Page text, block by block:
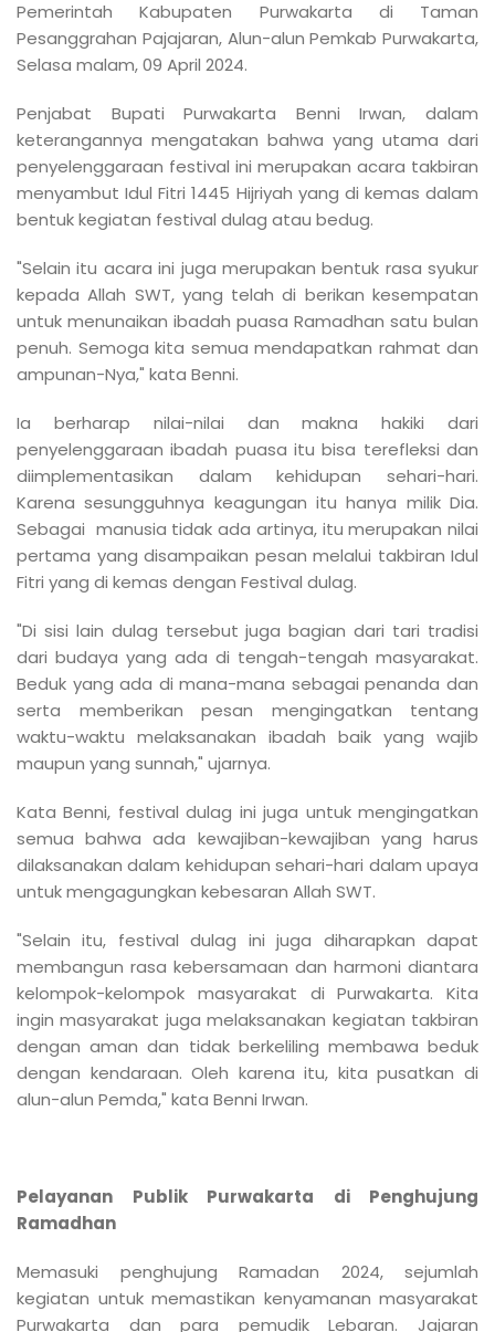
Pemerintah Kabupaten Purwakarta di Taman
Pesanggrahan Pajajaran, Alun-alun Pemkab Purwakarta,
Selasa malam, 09 April 2024.
Penjabat Bupati Purwakarta Benni Irwan, dalam
keterangannya mengatakan bahwa yang utama dari
penyelenggaraan festival ini merupakan acara takbiran
menyambut Idul Fitri 1445 Hijriyah yang di kemas dalam
bentuk kegiatan festival dulag atau bedug.
"Selain itu acara ini juga merupakan bentuk rasa syukur
kepada Allah SWT, yang telah di berikan kesempatan
untuk menunaikan ibadah puasa Ramadhan satu bulan
penuh. Semoga kita semua mendapatkan rahmat dan
ampunan-Nya," kata Benni.
Ia berharap nilai-nilai dan makna hakiki dari
penyelenggaraan ibadah puasa itu bisa terefleksi dan
diimplementasikan dalam kehidupan sehari-hari.
Karena sesungguhnya keagungan itu hanya milik Dia.
Sebagai manusia tidak ada artinya, itu merupakan nilai
pertama yang disampaikan pesan melalui takbiran Idul
Fitri yang di kemas dengan Festival dulag.
"Di sisi lain dulag tersebut juga bagian dari tari tradisi
dari budaya yang ada di tengah-tengah masyarakat.
Beduk yang ada di mana-mana sebagai penanda dan
serta memberikan pesan mengingatkan tentang
waktu-waktu melaksanakan ibadah baik yang wajib
maupun yang sunnah," ujarnya.
Kata Benni, festival dulag ini juga untuk mengingatkan
semua bahwa ada kewajiban-kewajiban yang harus
dilaksanakan dalam kehidupan sehari-hari dalam upaya
untuk mengagungkan kebesaran Allah SWT.
"Selain itu, festival dulag ini juga diharapkan dapat
membangun rasa kebersamaan dan harmoni diantara
kelompok-kelompok masyarakat di Purwakarta. Kita
ingin masyarakat juga melaksanakan kegiatan takbiran
dengan aman dan tidak berkeliling membawa beduk
dengan kendaraan. Oleh karena itu, kita pusatkan di
alun-alun Pemda," kata Benni Irwan.
Pelayanan Publik Purwakarta di Penghujung
Ramadhan
Memasuki penghujung Ramadan 2024, sejumlah
kegiatan untuk memastikan kenyamanan masyarakat
Purwakarta dan para pemudik Lebaran. Jajaran